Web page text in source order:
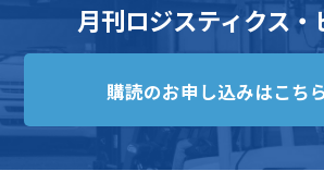
月刊ロジスティクス・
購読のお申し込みはこち